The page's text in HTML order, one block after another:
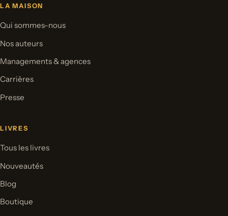
LA MAISON
Qui sommes-nous
Nos auteurs
Managements & agences
Carrières
Presse
LIVRES
Tous les livres
Nouveautés
Blog
Boutique